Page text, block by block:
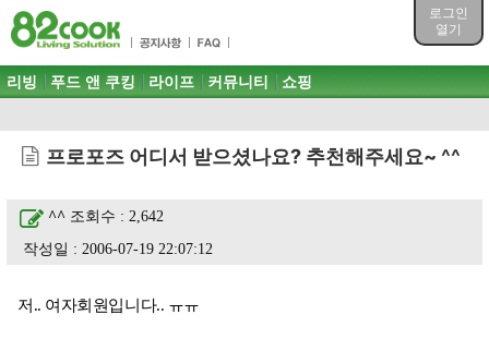
로그인
열기
목차
주메뉴 바로가기
컨텐츠 바로가기
검색 바로가기
로그인 바로가기
주메뉴
리빙 푸드 앤 쿠킹 라이프 커뮤니티 쇼핑
프로포즈 어디서 받으셨나요? 추천해주세요~ ^^
^^ 조회수 : 2,642
작성일 : 2006-07-19 22:07:12
저.. 여자회원입니다.. ㅠㅠ